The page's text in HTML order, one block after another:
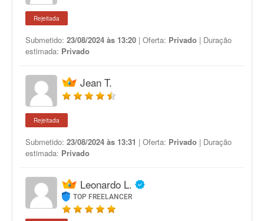
Rejeitada
Submetido: 23/08/2024 às 13:20 | Oferta: Privado | Duração
estimada: Privado
Jean T.
Rejeitada
Submetido: 23/08/2024 às 13:31 | Oferta: Privado | Duração
estimada: Privado
Leonardo L.
TOP FREELANCER